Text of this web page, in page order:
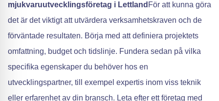
mjukvaruutvecklingsföretag i Lettland För att kunna göra
det är det viktigt att utvärdera verksamhetskraven och de
förväntade resultaten. Börja med att definiera projektets
omfattning, budget och tidslinje. Fundera sedan på vilka
specifika egenskaper du behöver hos en
utvecklingspartner, till exempel expertis inom viss teknik
eller erfarenhet av din bransch. Leta efter ett företag med